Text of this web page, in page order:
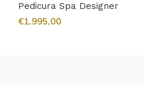
Pedicura Spa Designer
€1.995,00